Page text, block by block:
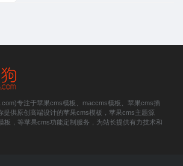
专注于苹果cms模板、maccms模板、苹果cms插
提供原创高端设计的苹果cms模板，苹果cms主题源
板，等苹果cms功能定制服务，为站长提供有力技术和